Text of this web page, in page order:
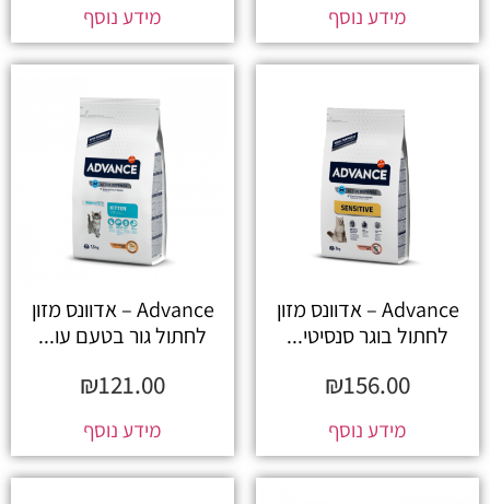
מידע נוסף מידע נוסף
Advance – אדוונס מזון
לחתול בוגר סנסיטי...
₪156.00
מידע נוסף
Advance – אדוונס מזון
לחתול גור בטעם עו...
₪121.00
מידע נוסף